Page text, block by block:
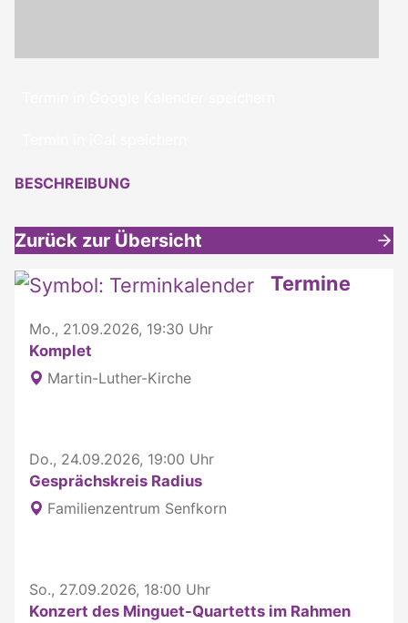
BESCHREIBUNG
Zurück zur Übersicht
Weitere interessante Inhalte Termine
Mo., 21.09.2026, 19:30 Uhr
Komplet
Martin-Luther-Kirche
Do., 24.09.2026, 19:00 Uhr
Gesprächskreis Radius
Familienzentrum Senfkorn
So., 27.09.2026, 18:00 Uhr
Konzert des Minguet-Quartetts im Rahmen